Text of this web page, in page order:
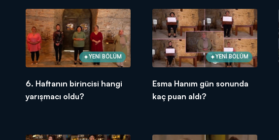
YENİ BÖLÜM
6. Haftanın birincisi hangi
yarışmacı oldu?
YENİ BÖLÜM
Esma Hanım gün sonunda
kaç puan aldı?